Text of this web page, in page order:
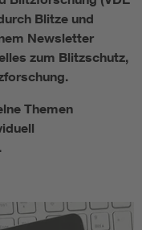
Blitze und
Newsletter
zum Blitzschutz,
Themen